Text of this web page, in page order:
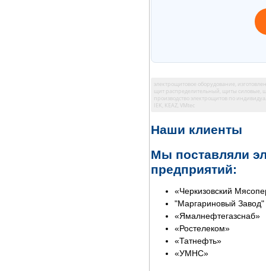
электрощитовое оборудование,
щит распределительный, щиты силовые,
производство электрощитов по
IEK, KEAZ, VMtec
Наши клиенты
Мы поставляли
предприятий:
«Черкизовский
"Маргариновый Завод"
«Ямалнефтегазснаб»
«Ростелеком»
«Татнефть»
«УМНС»